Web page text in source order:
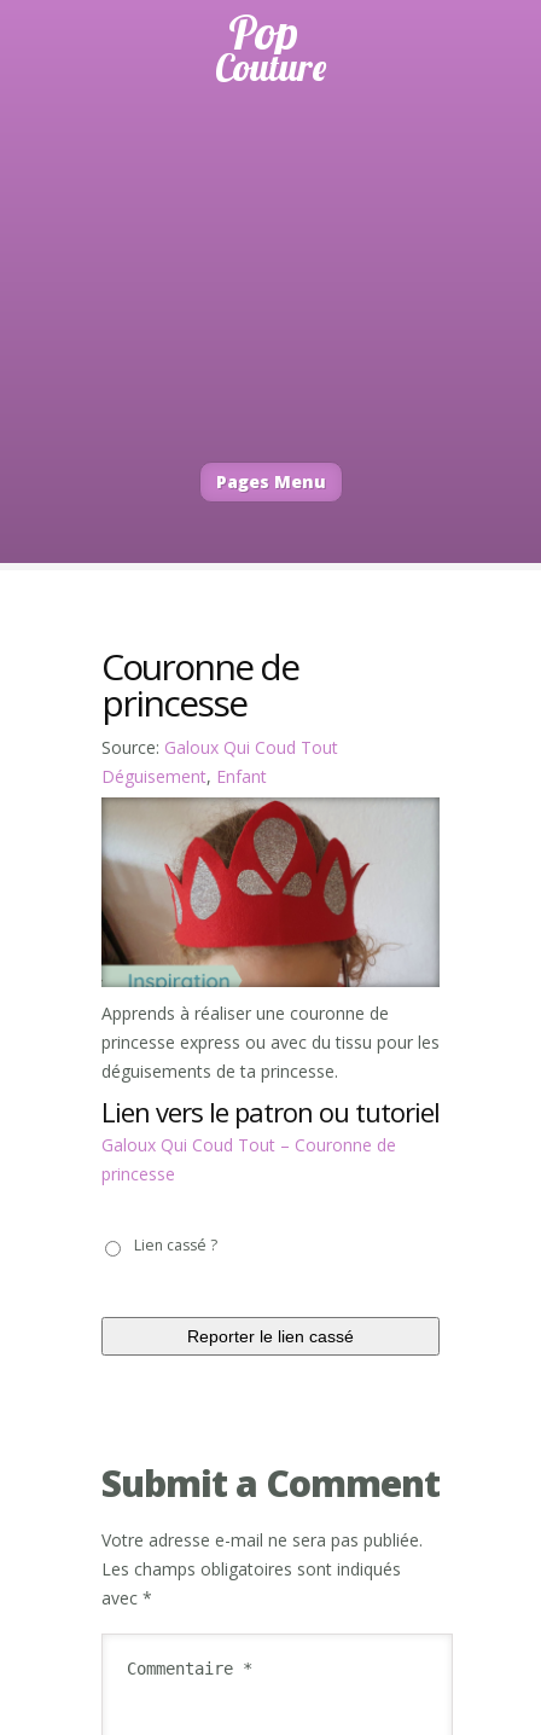
Pages Menu
Couronne de
princesse
Source: Galoux Qui Coud Tout
Déguisement, Enfant
Apprends à réaliser une couronne de
princesse express ou avec du tissu pour les
déguisements de ta princesse.
Lien vers le patron ou tutoriel
Galoux Qui Coud Tout – Couronne de
princesse
casséLien cassé ?
Submit a Comment
Votre adresse e-mail ne sera pas publiée.
Les champs obligatoires sont indiqués
avec *